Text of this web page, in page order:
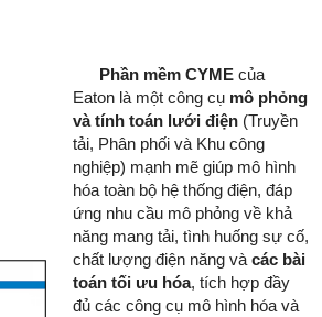
Phần mềm CYME của
Eaton là một công cụ mô phỏng
và tính toán lưới điện (Truyền
tải, Phân phối và Khu công
nghiệp) mạnh mẽ giúp mô hình
hóa toàn bộ hệ thống điện, đáp
ứng nhu cầu mô phỏng về khả
năng mang tải, tình huống sự cố,
chất lượng điện năng và các bài
toán tối ưu hóa, tích hợp đầy
đủ các công cụ mô hình hóa và